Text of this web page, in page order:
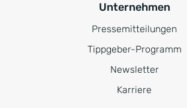
Unternehmen
Pressemitteilungen
Tippgeber-Programm
Newsletter
Karriere